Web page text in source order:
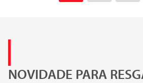
NOVIDADE PARA